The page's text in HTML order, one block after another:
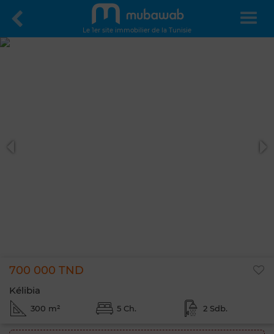
Le 1er site immobilier de la Tunisie
700 000 TND
Kélibia
300 m² 5 Ch. 2 Sdb.